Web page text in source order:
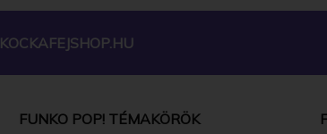
KOCKAFEJSHOP.HU
FUNKO POP! TÉMAKÖRÖK